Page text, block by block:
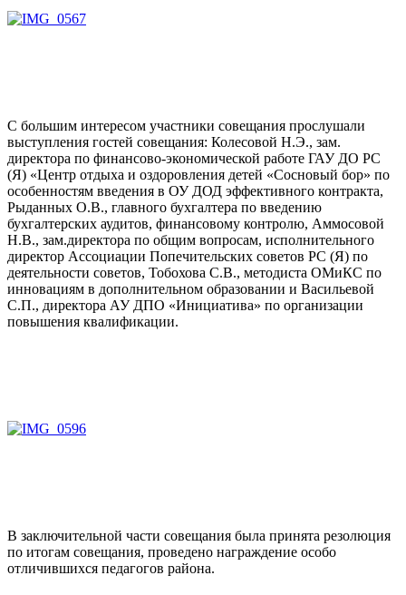
С большим интересом участники совещания прослушали
выступления гостей совещания: Колесовой Н.Э., зам.
директора по финансово-экономической работе ГАУ ДО РС
(Я) «Центр отдыха и оздоровления детей «Сосновый бор» по
особенностям введения в ОУ ДОД эффективного контракта,
Рыданных О.В., главного бухгалтера по введению
бухгалтерских аудитов, финансовому контролю, Аммосовой
Н.В., зам.директора по общим вопросам, исполнительного
директор Ассоциации Попечительских советов РС (Я) по
деятельности советов, Тобохова С.В., методиста ОМиКС по
инновациям в дополнительном образовании и Васильевой
С.П., директора АУ ДПО «Инициатива» по организации
повышения квалификации.
В заключительной части совещания была принята резолюция
по итогам совещания, проведено награждение особо
отличившихся педагогов района.